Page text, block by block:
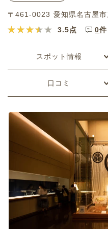
〒461-0023 愛知県名古屋
3.5点 0件
スポット情報
口コミ